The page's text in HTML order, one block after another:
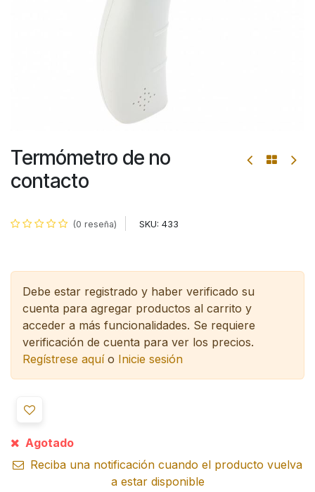
Termómetro de no
contacto
(0 reseña) SKU: 433
Debe estar registrado y haber verificado su
cuenta para agregar productos al carrito y
acceder a más funcionalidades. Se requiere
verificación de cuenta para ver los precios.
Regístrese aquío Inicie sesión
Agotado
Reciba una notificación cuando el producto vuelva
a estar disponible